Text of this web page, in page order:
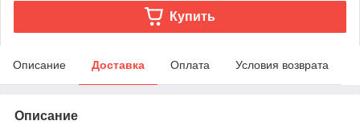
Купить
Описание Доставка Оплата Условия возврата
Описание